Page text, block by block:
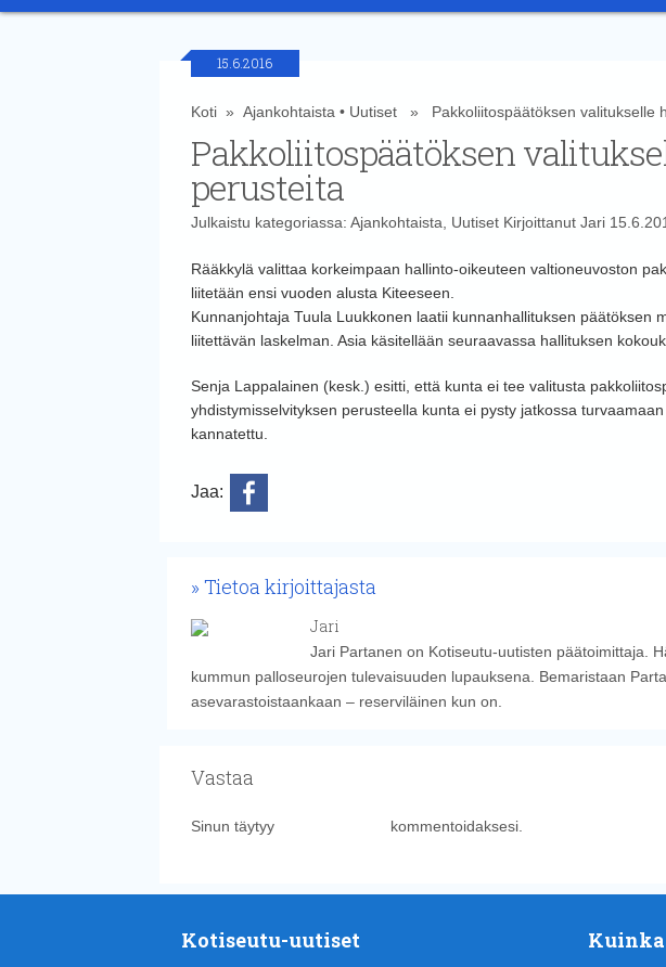
15.6.2016
Koti» Ajankohtaista • Uutiset» Pakkoliitospäätöksen valitukselle
Pakkoliitospäätöksen
perusteita
Julkaistu kategoriassa: Ajankohtaista UutisetKirjoittanut Jari
Rääkkylä valittaa korkeimpaan hallinto-oikeuteen valtioneuvoston
liitetään ensi vuoden alusta Kiteeseen.
Kunnanjohtaja Tuula Luukkonen laatii kunnanhallituksen päätöksen
liitettävän laskelman. Asia käsitellään seuraavassa hallituksen
Senja Lappalainen (kesk.) esitti, että kunta ei tee valitusta
yhdistymisselvityksen perusteella kunta ei pysty jatkossa
kannatettu.
Jaa:
Tietoa kirjoittajasta
Jari
Jari Partanen on Kotiseutu-uutisten päätoimittaja.
kummun palloseurojen tulevaisuuden lupauksena. Bemaristaan
asevarastoistaankaan – reserviläinen kun on.
Vastaa
Sinun täytyy kommentoidaksesi.
Kotiseutu-uutiset